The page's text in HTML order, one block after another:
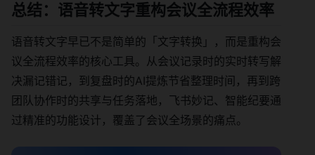
总结：语音转文字重构会议全流程效率
语音转文字早已不是简单的「文字转换」，而是重构会
议全流程效率的核心工具。从会议记录时的实时转写解
决漏记错记，到复盘时的AI提炼节省整理时间，再到跨
团队协作时的共享与任务落地，飞书妙记、智能纪要通
过精准的功能设计，覆盖了会议全场景的痛点。